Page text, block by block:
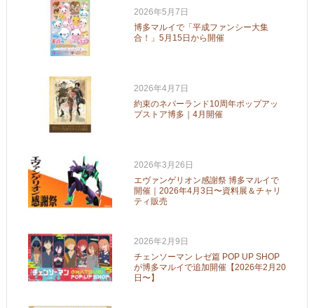
2026年5月7日
博多マルイで「平成ファンシー大集
合！」5月15日から開催
2026年4月7日
約束のネバーランド10周年ポップアッ
プストア博多｜4月開催
2026年3月26日
エヴァンゲリオン感謝祭 博多マルイで
開催｜2026年4月3日〜資料展＆チャリ
ティ販売
2026年2月9日
チェンソーマン レゼ篇 POP UP SHOP
が博多マルイで追加開催【2026年2月20
日〜】